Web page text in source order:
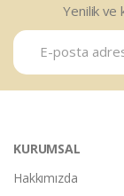
Yenilik ve
KURUMSAL
Hakkımızda